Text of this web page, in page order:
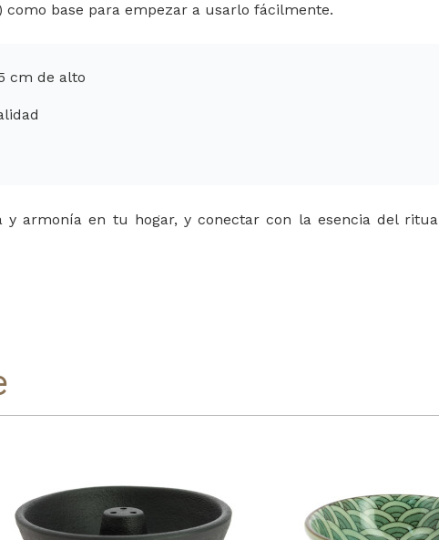
base para empezar a usarlo fácilmente.
cm de alto
armonía en tu hogar, y conectar con la esencia del